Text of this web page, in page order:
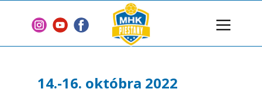
Domov
Tímy
14.-16. októbra 2022